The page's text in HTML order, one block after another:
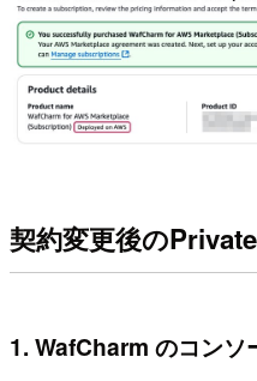
契約変更後の
1. WafCharm のコンソ